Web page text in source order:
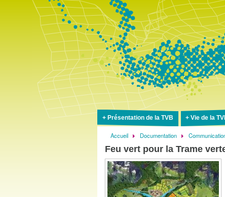
Présentation de la TVB Vie de la
Fil
d'Ariane
Accueil Documentation
Feu vert pour la Trame